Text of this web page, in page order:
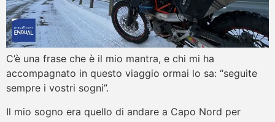
C’è una frase che è il mio mantra, e chi mi ha
accompagnato in questo viaggio ormai lo sa: “seguite
sempre i vostri sogni”.
Il mio sogno era quello di andare a Capo Nord per